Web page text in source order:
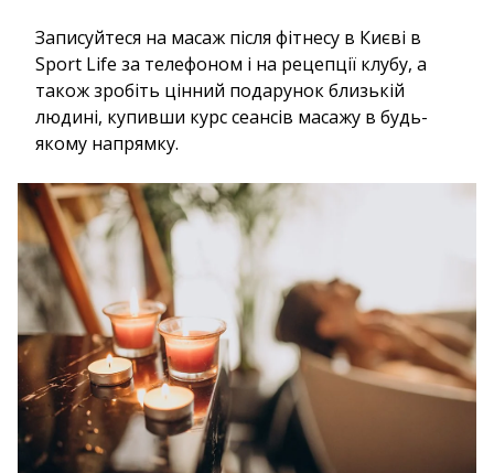
Записуйтеся на масаж після фітнесу в Києві в
Sport Life за телефоном і на рецепції клубу, а
також зробіть цінний подарунок близькій
людині, купивши курс сеансів масажу в будь-
якому напрямку.